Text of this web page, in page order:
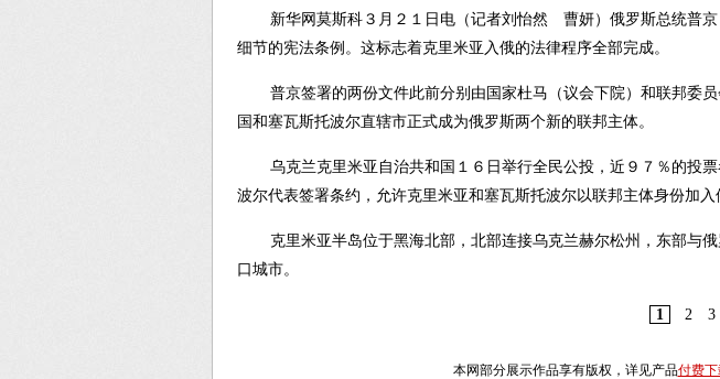
新华网莫斯科３月２１日电（记者刘怡然 曹妍）俄罗斯总统普
细节的宪法条例。这标志着克里米亚入俄的法律程序全部完成。
普京签署的两份文件此前分别由国家杜马（议会下院）和联邦委
国和塞瓦斯托波尔直辖市正式成为俄罗斯两个新的联邦主体。
乌克兰克里米亚自治共和国１６日举行全民公投，近９７％的投
波尔代表签署条约，允许克里米亚和塞瓦斯托波尔以联邦主体身份加入
克里米亚半岛位于黑海北部，北部连接乌克兰赫尔松州，东部与
口城市。
1 2 3
本网部分展示作品享有版权，详见产品付费下